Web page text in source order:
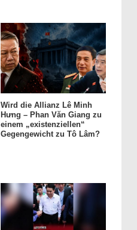
Wird die Allianz Lê Minh
Hưng – Phan Văn Giang zu
einem „existenziellen“
Gegengewicht zu Tô Lâm?